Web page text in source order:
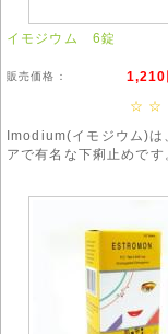
イモジウム 6錠
販売価格： 1,210
☆ ☆
Imodium(イモジウム)は
アで有名な下痢止めです
で、服用の際はお気をつ